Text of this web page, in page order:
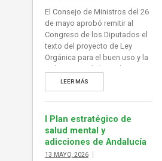
El Consejo de Ministros del 26
de mayo aprobó remitir al
Congreso de los Diputados el
texto del proyecto de Ley
Orgánica para el buen uso y la
gobernanza de la inteligencia
artificial, norma que adaptaría
al ordenamiento jurídico
español el Reglamento
europeo de Inteligencia
Artificial (RIA), en vigor desde
agosto de 2024. De esta forma
LEER MÁS
I Plan estratégico de
salud mental y
adicciones de Andalucía
13 MAYO, 2026